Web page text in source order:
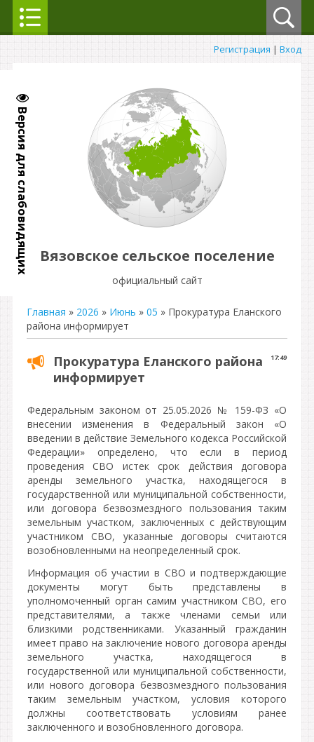
Версия для слабовидящих
Регистрация | Вход
Вязовское сельское поселение
официальный сайт
Главная » 2026 » Июнь » 05 » Прокуратура Еланского
района информирует
17:49
Прокуратура Еланского района
информирует
Федеральным законом от 25.05.2026 № 159-ФЗ «О
внесении изменения в Федеральный закон «О
введении в действие Земельного кодекса Российской
Федерации» определено, что если в период
проведения СВО истек срок действия договора
аренды земельного участка, находящегося в
государственной или муниципальной собственности,
или договора безвозмездного пользования таким
земельным участком, заключенных с действующим
участником СВО, указанные договоры считаются
возобновленными на неопределенный срок.
Информация об участии в СВО и подтверждающие
документы могут быть представлены в
уполномоченный орган самим участником СВО, его
представителями, а также членами семьи или
близкими родственниками. Указанный гражданин
имеет право на заключение нового договора аренды
земельного участка, находящегося в
государственной или муниципальной собственности,
или нового договора безвозмездного пользования
таким земельным участком, условия которого
должны соответствовать условиям ранее
заключенного и возобновленного договора.